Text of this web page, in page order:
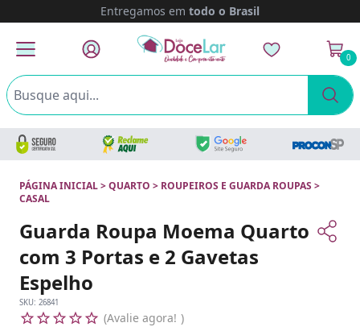
Entregamos em todo o Brasil
0
PÁGINA INICIAL>QUARTO > ROUPEIROS E GUARDA ROUPAS >
CASAL
Guarda Roupa Moema Quarto
com 3 Portas e 2 Gavetas
Espelho
SKU: 26841
Avalie agora!